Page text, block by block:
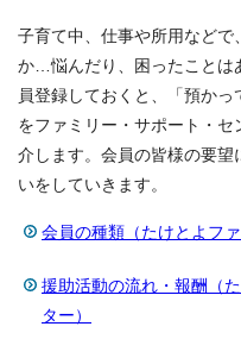
子育て中、仕事や所用など
か…悩んだり、困ったことは
員登録しておくと、「預かっ
をファミリー・サポート・
介します。会員の皆様の要
いをしていきます。
会員の種類（たけとよフ
援助活動の流れ・報酬（
ター）